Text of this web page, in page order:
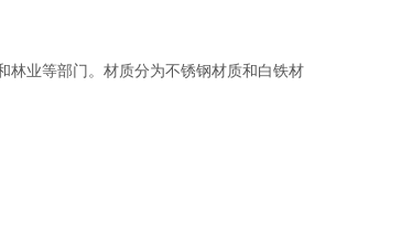
林业等部门。材质分为不锈钢材质和白铁材